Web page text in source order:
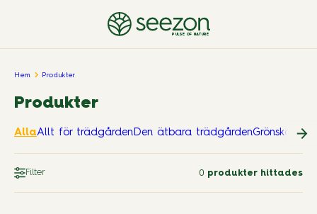
PULSE OF NATURE
Hem Produkter
Produkter
AllaAllt för trädgårdenDen ätbara trädgårdenGrönskande
Filter 0 produkter hittades